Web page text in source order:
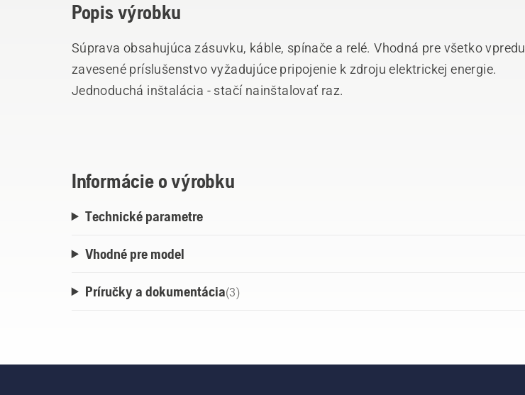
Popis výrobku
Súprava obsahujúca zásuvku, káble, spínače a relé. Vhodná pre všetko vpredu
zavesené príslušenstvo vyžadujúce pripojenie k zdroju elektrickej energie.
Jednoduchá inštalácia - stačí nainštalovať raz.
Informácie o výrobku
Technické parametre
Vhodné pre model
Príručky a dokumentácia(3)